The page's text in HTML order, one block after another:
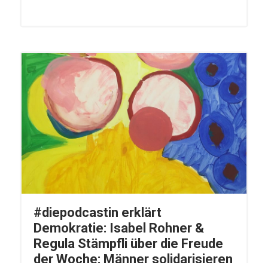
#diepodcastin erklärt
Demokratie: Isabel Rohner &
Regula Stämpfli über die Freude
der Woche: Männer solidarisieren